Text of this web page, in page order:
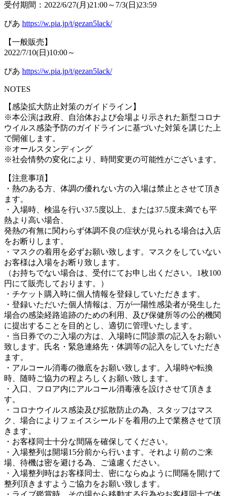
受付期間：2022/6/27(月)21:00～7/3(日)23:59
ぴあ https://w.pia.jp/t/gezan5lack/
【一般販売】
2022/7/10(日)10:00～
ぴあ https://w.pia.jp/t/gezan5lack/
NOTES
【感染拡大防止対策のガイドライン】
※本公演は政府、自治体および会場より示された新型コロナ
ウイルス感染予防のガイドラインに基づいた対策を講じた上
で開催します。
※オールスタンディング
※社会情勢の変化により、時間変更の可能性がございます。
【注意事項】
・熱のある方、体調の優れない方の入場は禁止とさせて頂き
ます。
・入場時、検温を行い37.5度以上、または37.5度未満でも平
熱より高い場合、
発熱の有無に関わらず体調不良の症状が見られる場合は入店
をお断りします。
・マスクの着用を必ずお願い致します。マスクをしていない
お客様は入場をお断り致します。
（お持ちでない場合は、受付にてお申し出ください。1枚100
円にて販売しております。）
・チケット購入時に個人情報を登録していただきます。
・登録いただいた個人情報は、万が一陽性感染者が発生した
場合の感染経路追跡のための利用、及び保健所等の公的機関
に提出することを目的とし、適切に管理いたします。
・当日券でのご入場の方は、入場時に問診票の記入をお願い
致します。氏名・緊急連絡先・体調等の記入をしていただき
ます。
・アルコール消毒の徹底をお願い致します。入場時や転換
時、随時ご協力の程よろしくお願い致します。
・入口、フロア内にアルコール消毒液を設けさせて頂きま
す。
・コロナウイルス感染及び拡散防止の為、スタッフはマス
ク、場合によりフェイスシールドを着用の上で業務させて頂
きます。
・お客様同士十分な間隔を確保してください。
・入場整列は開場15分前から行います。それより前のご来
場、待機は密を避ける為、ご遠慮ください。
・入場整列時はお客様同士、密にならぬように間隔を開けて
整列頂きますようご協力をお願い致します。